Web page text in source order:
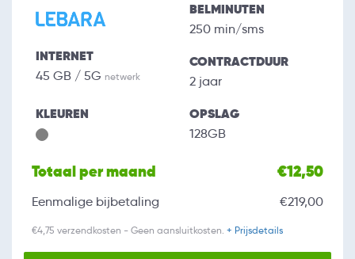
INTERNET
45 GB / 5G netwerk
BELMINUTEN
250 min/sms
CONTRACTDUUR
2 jaar
KLEUREN OPSLAG
128GB
Totaal per maand €12,50
Eenmalige bijbetaling €219,00
€4,75 verzendkosten - Geen aansluitkosten. + Prijsdetails